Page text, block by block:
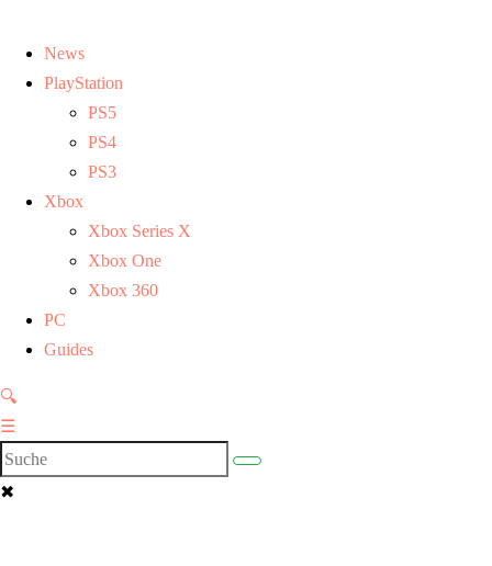
News
PlayStation
PS5
PS4
PS3
Xbox
Xbox Series X
Xbox One
Xbox 360
PC
Guides
🔍
☰
✖